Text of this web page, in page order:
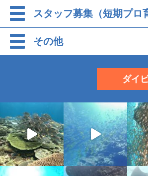
スタッフ募集（短期プロ
その他
ダイ